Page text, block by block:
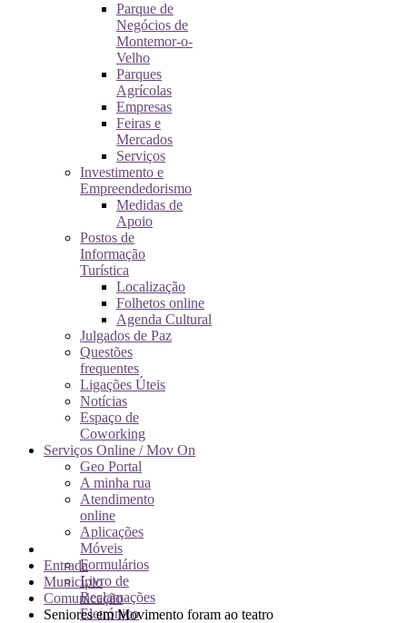
Parque de
Negócios de
Montemor-o-
Velho
Parques
Agrícolas
Empresas
Feiras e
Mercados
Serviços
Investimento e
Empreendedorismo
Medidas de
Apoio
Postos de
Informação
Turística
Localização
Folhetos online
Agenda Cultural
Julgados de Paz
Questões
frequentes
Ligações Úteis
Notícias
Espaço de
Coworking
Serviços Online / Mov On
Geo Portal
A minha rua
Atendimento
online
Aplicações
Móveis
Formulários
Livro de
Reclamações
Eletrónico
Entrada
Município
Comunicação
Seniores em Movimento foram ao teatro